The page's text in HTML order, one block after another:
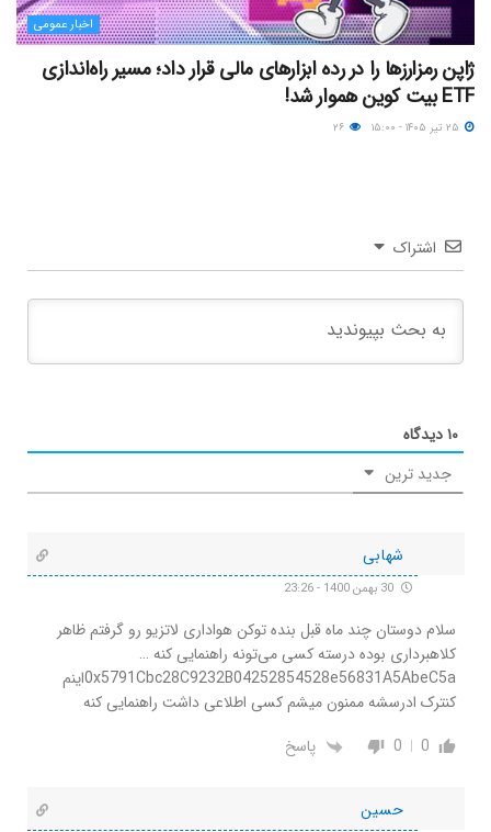
اخبار عمومی
ژاپن رمزارزها را در رده ابزارهای مالی قرار داد؛ مسیر راه‌اندازی
ETF بیت کوین هموار شد!
اشتراک
۱۰دیدگاه
جدید ترین
شهابی
سلام دوستان چند ماه قبل بنده توکن هواداری لاتزیو رو گرفتم ظاهر
کلاهبرداری بوده درسته کسی می‌تونه راهنمایی کنه …
0x5791Cbc28C9232B04252854528e56831A5AbeC5aاینم
کنترک ادرسشه ممنون میشم کسی اطلاعی داشت راهنمایی کنه
0
0 پاسخ
حسین